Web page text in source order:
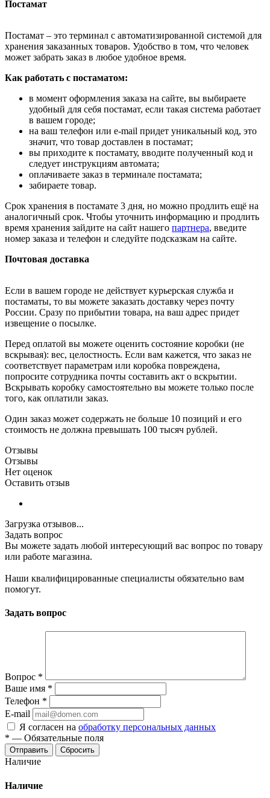
Постамат
Постамат – это терминал с автоматизированной системой для
хранения заказанных товаров. Удобство в том, что человек
может забрать заказ в любое удобное время.
Как работать с постаматом:
в момент оформления заказа на сайте, вы выбираете
удобный для себя постамат, если такая система работает
в вашем городе;
на ваш телефон или e-mail придет уникальный код, это
значит, что товар доставлен в постамат;
вы приходите к постамату, вводите полученный код и
следует инструкциям автомата;
оплачиваете заказ в терминале постамата;
забираете товар.
Срок хранения в постамате 3 дня, но можно продлить ещё на
аналогичный срок. Чтобы уточнить информацию и продлить
время хранения зайдите на сайт нашего партнера, введите
номер заказа и телефон и следуйте подсказкам на сайте.
Почтовая доставка
Если в вашем городе не действует курьерская служба и
постаматы, то вы можете заказать доставку через почту
России. Сразу по прибытии товара, на ваш адрес придет
извещение о посылке.
Перед оплатой вы можете оценить состояние коробки (не
вскрывая): вес, целостность. Если вам кажется, что заказ не
соответствует параметрам или коробка повреждена,
попросите сотрудника почты составить акт о вскрытии.
Вскрывать коробку самостоятельно вы можете только после
того, как оплатили заказ.
Один заказ может содержать не больше 10 позиций и его
стоимость не должна превышать 100 тысяч рублей.
Отзывы
Отзывы
Нет оценок
Оставить отзыв
Загрузка отзывов...
Задать вопрос
Вы можете задать любой интересующий вас вопрос по товару
или работе магазина.
Наши квалифицированные специалисты обязательно вам
помогут.
Задать вопрос
Вопрос *
Ваше имя *
Телефон *
E-mail
Я согласен на обработку персональных данных
* — Обязательные поля
Отправить Сбросить
Наличие
Наличие